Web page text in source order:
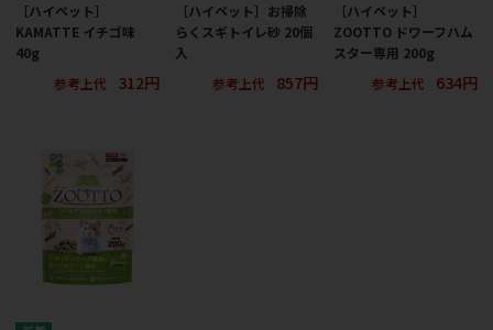
［ハイペット］
KAMATTE イチゴ味
40g
参考上代
312円
［ハイペット］お掃除
らくスギトイレ砂 20個
入
参考上代
857円
［ハイペット］
ZOOTTO ドワーフハム
スター専用 200g
参考上代
634円